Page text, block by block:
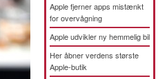
Apple fjerner apps mistænkt
for overvågning
Apple udvikler ny hemmelig bil
Her åbner verdens største
Apple-butik